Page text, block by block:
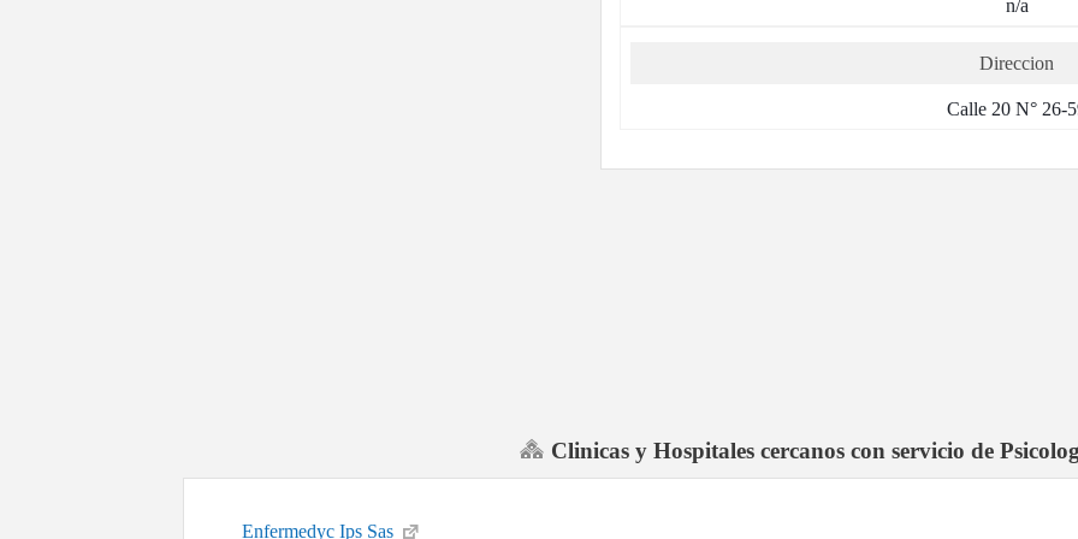
n/a
Direccion
Calle 20 N° 26-
Clinicas y Hospitales cercanos con servicio de
Enfermedyc Ips Sas